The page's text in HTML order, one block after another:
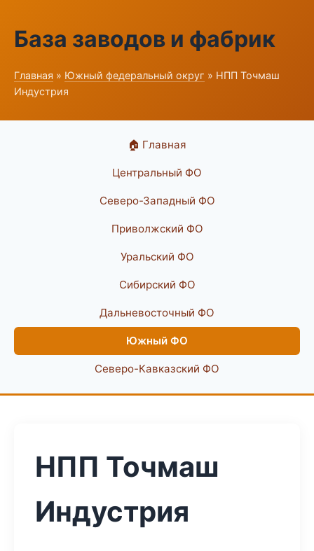
База заводов и фабрик
Главная » Южный федеральный округ » НПП Точмаш
Индустрия
🏠 Главная
Центральный ФО
Северо-Западный ФО
Приволжский ФО
Уральский ФО
Сибирский ФО
Дальневосточный ФО
Южный ФО
Северо-Кавказский ФО
НПП Точмаш
Индустрия